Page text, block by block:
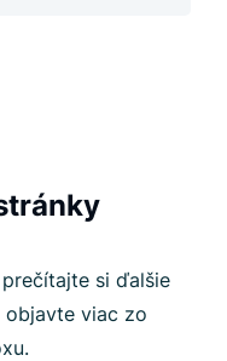
si ďalšie
viac zo